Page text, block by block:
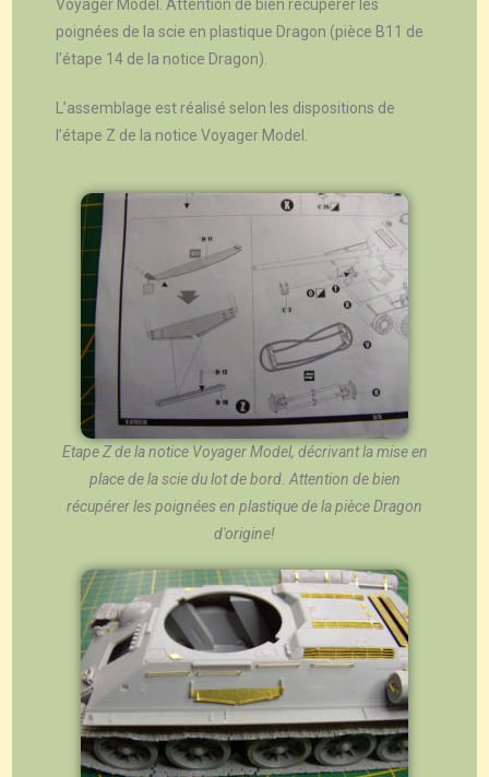
Voyager Model. Attention de bien récupérer les
poignées de la scie en plastique Dragon (pièce B11 de
l’étape 14 de la notice Dragon).
L’assemblage est réalisé selon les dispositions de
l’étape Z de la notice Voyager Model.
Etape Z de la notice Voyager Model, décrivant la mise en
place de la scie du lot de bord. Attention de bien
récupérer les poignées en plastique de la pièce Dragon
d'origine!